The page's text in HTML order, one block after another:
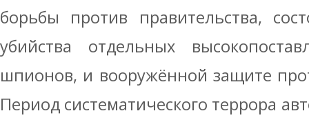
борьбы против правительства,
убийства отдельных
шпионов, и вооружённой защите
Период систематического террора